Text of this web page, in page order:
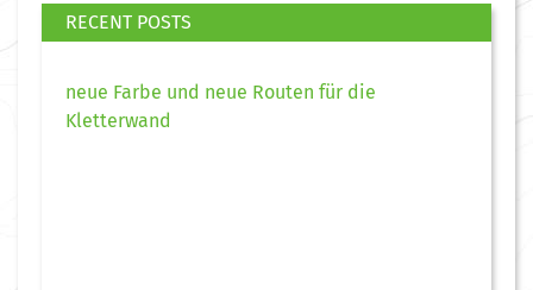
RECENT POSTS
neue Farbe und neue Routen für die
Kletterwand